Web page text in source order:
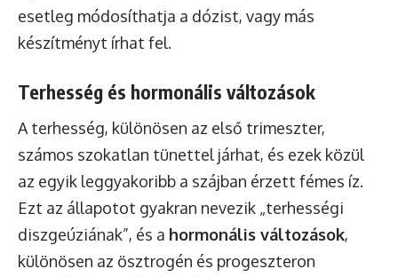
esetleg módosíthatja a dózist, vagy más
készítményt írhat fel.
Terhesség és hormonális változások
A terhesség, különösen az első trimeszter,
számos szokatlan tünettel járhat, és ezek közül
az egyik leggyakoribb a szájban érzett fémes íz.
Ezt az állapotot gyakran nevezik „terhességi
diszgeúziának”, és a hormonális változások,
különösen az ösztrogén és progeszteron